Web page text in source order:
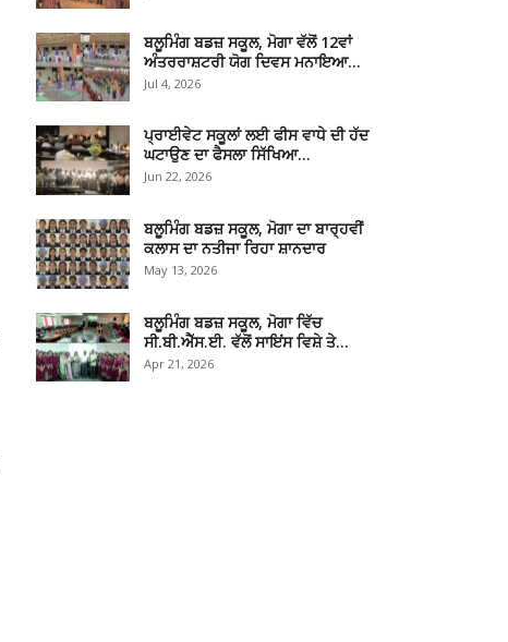
ਬਲੂਮਿੰਗ ਬਡਜ਼ ਸਕੂਲ, ਮੋਗਾ ਵੱਲੋਂ 12ਵਾਂ
ਅੰਤਰਰਾਸ਼ਟਰੀ ਯੋਗ ਦਿਵਸ ਮਨਾਇਆ…
Jul 4, 2026
ਪ੍ਰਾਈਵੇਟ ਸਕੂਲਾਂ ਲਈ ਫੀਸ ਵਾਧੇ ਦੀ ਹੱਦ
ਘਟਾਉਣ ਦਾ ਫੈਸਲਾ ਸਿੱਖਿਆ…
Jun 22, 2026
ਬਲੂਮਿੰਗ ਬਡਜ਼ ਸਕੂਲ, ਮੋਗਾ ਦਾ ਬਾਰ੍ਹਵੀਂ
ਕਲਾਸ ਦਾ ਨਤੀਜਾ ਰਿਹਾ ਸ਼ਾਨਦਾਰ
May 13, 2026
ਬਲੂਮਿੰਗ ਬਡਜ਼ ਸਕੂਲ, ਮੋਗਾ ਵਿੱਚ
ਸੀ.ਬੀ.ਐੱਸ.ਈ. ਵੱਲੋਂ ਸਾਇਂਸ ਵਿਸ਼ੇ ਤੇ…
Apr 21, 2026